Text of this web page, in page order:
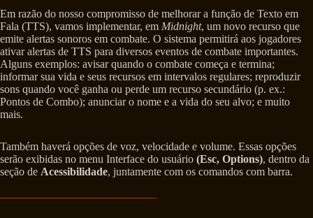
Em razão do nosso compromisso de melhorar a função de Texto em
Fala (TTS), vamos implementar, em Midnight, um novo recurso que
emite alertas sonoros em combate. O sistema permitirá aos jogadores
ativar alertas de TTS para diversos eventos de combate importantes.
Alguns exemplos: avisar quando o combate começa e termina;
informar sua vida e seus recursos em intervalos regulares; reproduzir
sons quando você ganha ou perde um recurso secundário (p. ex.:
Pontos de Combo); anunciar o nome e a vida do seu alvo; e muito
mais.
Também haverá opções de voz, velocidade e volume. Essas opções
serão exibidas no menu Interface do usuário (Esc, Options), dentro da
seção de Acessibilidade, juntamente com os comandos com barra.